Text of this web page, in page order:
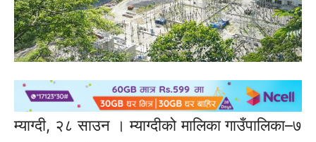
म्याग्दी, २८ साउन । म्याग्दीको मालिका गाउँपालिका–७